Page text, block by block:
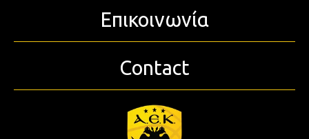
Επικοινωνία
Contact